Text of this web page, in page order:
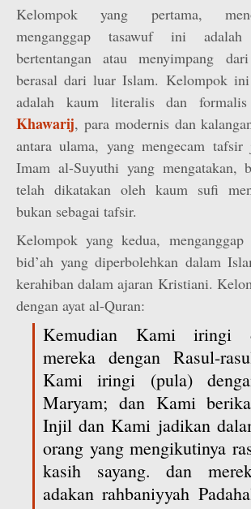
Kelompok yang pertama,
menganggap tasawuf ini
bertentangan atau menyimpang
berasal dari luar Islam. Kelompok ini
adalah kaum literalis dan
Khawarij, para modernis dan
antara ulama, yang mengecam
Imam al-Suyuthi yang mengatakan,
telah dikatakan oleh kaum sufi
bukan sebagai tafsir.
Kelompok yang kedua, menganggap
bid’ah yang diperbolehkan dalam
kerahiban dalam ajaran Kristiani.
dengan ayat al-Quran:
Kemudian Kami iringi
mereka dengan Rasul-
Kami iringi (pula)
Maryam; dan Kami
Injil dan Kami jadikan
orang yang mengikutinya
kasih sayang. dan
adakan rahbaniyyah